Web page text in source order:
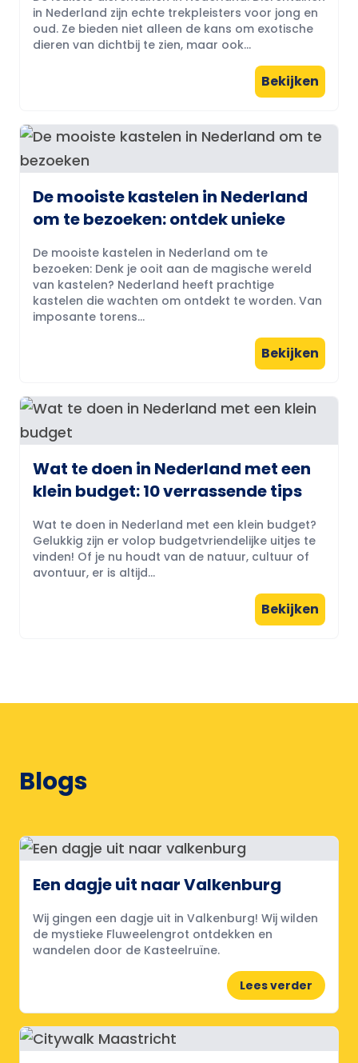
in Nederland zijn echte trekpleisters voor jong en
oud. Ze bieden niet alleen de kans om exotische
dieren van dichtbij te zien, maar ook...
Bekijken
De mooiste kastelen in Nederland
om te bezoeken: ontdek unieke
De mooiste kastelen in Nederland om te
bezoeken: Denk je ooit aan de magische wereld
van kastelen? Nederland heeft prachtige
kastelen die wachten om ontdekt te worden. Van
imposante torens...
Bekijken
Wat te doen in Nederland met een
klein budget: 10 verrassende tips
Wat te doen in Nederland met een klein budget?
Gelukkig zijn er volop budgetvriendelijke uitjes te
vinden! Of je nu houdt van de natuur, cultuur of
avontuur, er is altijd...
Bekijken
Blogs
Een dagje uit naar Valkenburg
Wij gingen een dagje uit in Valkenburg! Wij wilden
de mystieke Fluweelengrot ontdekken en
wandelen door de Kasteelruïne.
Lees verder